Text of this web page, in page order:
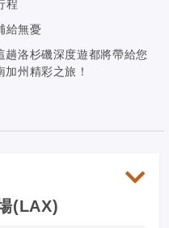
程
給無憂
洛杉磯深度遊都將帶給您
州精彩之旅！
(LAX)